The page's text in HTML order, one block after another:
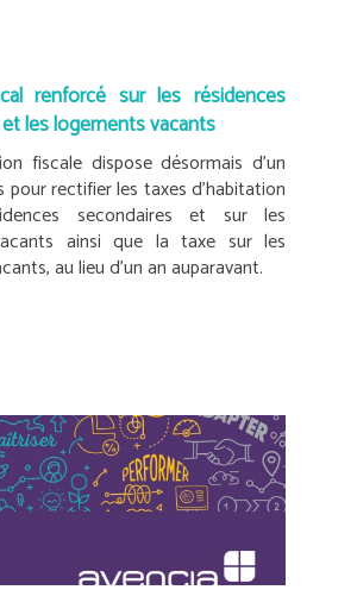
renforcé sur les résidences
les logements vacants
fiscale dispose désormais d’un
pour rectifier les taxes d’habitation
secondaires et sur les
ainsi que la taxe sur les
au lieu d’un an auparavant.